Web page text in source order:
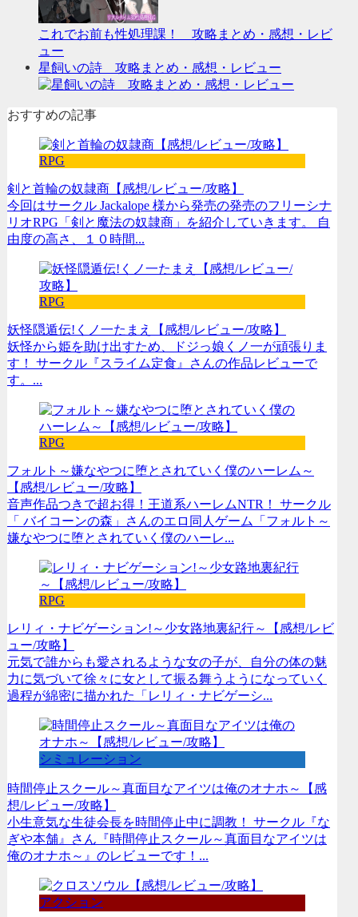
これでお前も性処理課！ 攻略まとめ・感想・レビ
ュー
星飼いの詩 攻略まとめ・感想・レビュー
おすすめの記事
RPG
剣と首輪の奴隷商【感想/レビュー/攻略】
今回はサークル Jackalope 様から発売の発売のフリーシナ
リオRPG「剣と魔法の奴隷商」を紹介していきます。 自
由度の高さ、１０時間...
RPG
妖怪隠遁伝!くノ一たまえ【感想/レビュー/攻略】
妖怪から姫を助け出すため、ドジっ娘くノ一が頑張りま
す！ サークル『スライム定食』さんの作品レビューで
す。...
RPG
フォルト～嫌なやつに堕とされていく僕のハーレム～
【感想/レビュー/攻略】
音声作品つきで超お得！王道系ハーレムNTR！ サークル
「 バイコーンの森」さんのエロ同人ゲーム「フォルト～
嫌なやつに堕とされていく僕のハーレ...
RPG
レリィ・ナビゲーション!～少女路地裏紀行～【感想/レビ
ュー/攻略】
元気で誰からも愛されるような女の子が、自分の体の魅
力に気づいて徐々に女として振る舞うようになっていく
過程が綿密に描かれた「レリィ・ナビゲーシ...
シミュレーション
時間停止スクール～真面目なアイツは俺のオナホ～【感
想/レビュー/攻略】
小生意気な生徒会長を時間停止中に調教！ サークル『な
ぎや本舗』さん『時間停止スクール～真面目なアイツは
俺のオナホ～』のレビューです！...
アクション